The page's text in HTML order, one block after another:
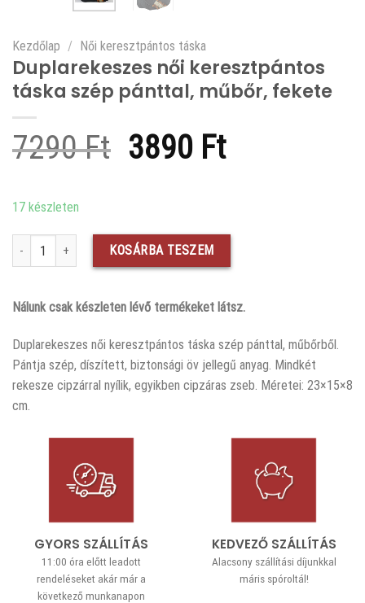
Kezdőlap / Női keresztpántos táska
Duplarekeszes női keresztpántos
táska szép pánttal, műbőr, fekete
7290Ft Original
7290 Ft.
3890 FtCurrent
3890 Ft.
17 készleten
Duplarekeszes női keresztpántos táska szép pánttal, műbőr, fekete
KOSÁRBA TESZEM
Nálunk csak készleten lévő termékeket látsz.
Duplarekeszes női keresztpántos táska szép pánttal, műbőrből.
Pántja szép, díszített, biztonsági öv jellegű anyag. Mindkét
rekesze cipzárral nyílik, egyikben cipzáras zseb. Méretei: 23×15×8
cm.
GYORS SZÁLLÍTÁS
11:00 óra előtt leadott
rendeléseket akár már a
következő munkanapon
KEDVEZŐ SZÁLLÍTÁS
Alacsony szállítási díjunkkal
máris spóroltál!